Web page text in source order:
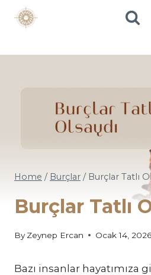
Skip
Home / Burçlar / Burçlar Tatlı
Burçlar Tatlı
By Zeynep Ercan Ocak 14, 2026
Bazı insanlar hayatımıza